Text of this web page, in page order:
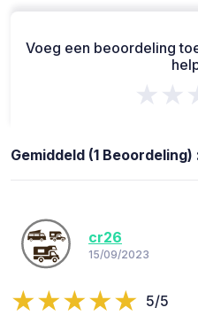
Voeg een beoordeling
Gemiddeld (1 Beoordeling)
cr26
15/09/2023
5/5